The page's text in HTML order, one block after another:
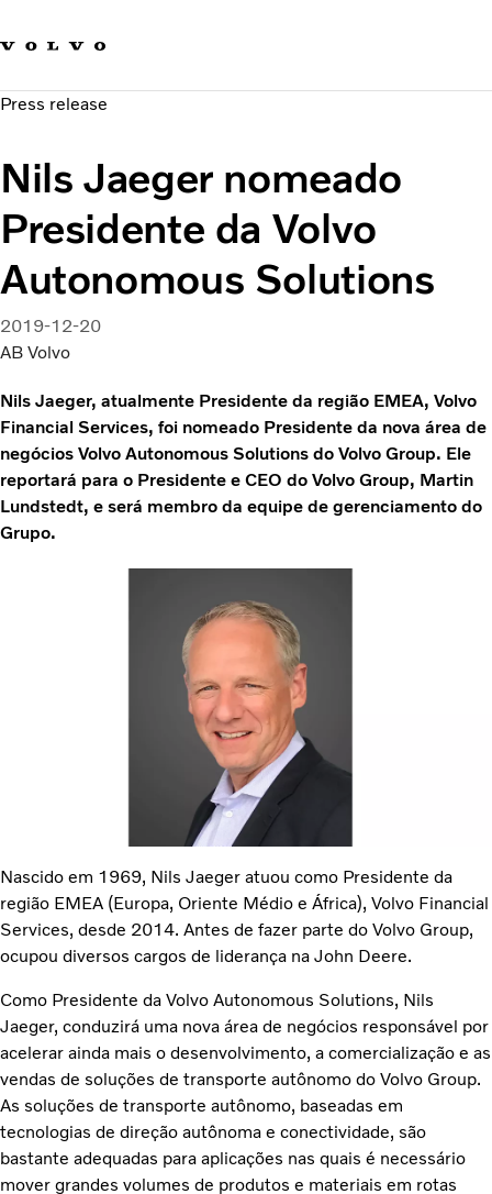
Carreira
Sustentabilidade e Segurança
Press release
Nils Jaeger nomeado
Presidente da Volvo
Autonomous Solutions
2019-12-20
AB Volvo
Nils Jaeger, atualmente Presidente da região EMEA, Volvo
Financial Services, foi nomeado Presidente da nova área de
negócios Volvo Autonomous Solutions do Volvo Group. Ele
reportará para o Presidente e CEO do Volvo Group, Martin
Lundstedt, e será membro da equipe de gerenciamento do
Grupo.
Nascido em 1969, Nils Jaeger atuou como Presidente da
região EMEA (Europa, Oriente Médio e África), Volvo Financial
Services, desde 2014. Antes de fazer parte do Volvo Group,
ocupou diversos cargos de liderança na John Deere.
Como Presidente da Volvo Autonomous Solutions, Nils
Jaeger, conduzirá uma nova área de negócios responsável por
acelerar ainda mais o desenvolvimento, a comercialização e as
vendas de soluções de transporte autônomo do Volvo Group.
As soluções de transporte autônomo, baseadas em
tecnologias de direção autônoma e conectividade, são
bastante adequadas para aplicações nas quais é necessário
mover grandes volumes de produtos e materiais em rotas